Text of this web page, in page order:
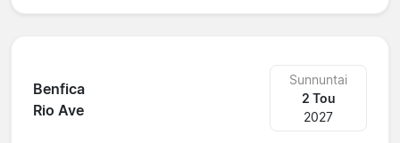
Benfica
Rio Ave
Sunnuntai
2 Tou
2027